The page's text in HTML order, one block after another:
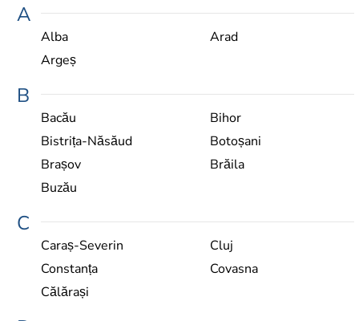
A
Alba
Arad
Argeș
B
Bacău
Bihor
Bistrița-Năsăud
Botoșani
Brașov
Brăila
Buzău
C
Caraș-Severin
Cluj
Constanța
Covasna
Călărași